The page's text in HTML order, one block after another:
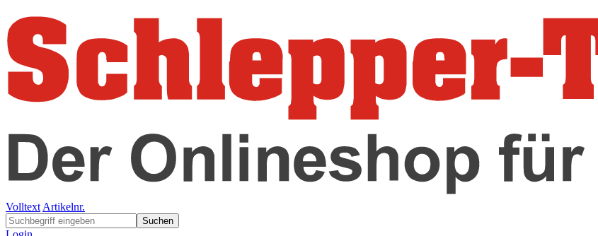
Volltext Artikelnr.
Suchen